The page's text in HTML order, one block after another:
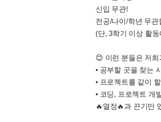
신입 무관!
전공/나이/학년 무
(단, 3학기 이상 활
😊 이런 분들은 저
• 공부할 곳을 찾는
• 프로젝트를 같이
• 코딩, 프로젝트 개
🔥열정🔥과 끈기만